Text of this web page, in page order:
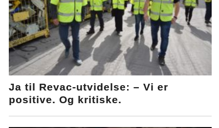
Ja til Revac-utvidelse: – Vi er
positive. Og kritiske.